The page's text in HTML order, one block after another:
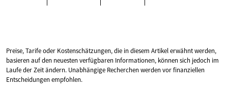
Preise, Tarife oder Kostenschätzungen, die in diesem Artikel erwähnt werden,
basieren auf den neuesten verfügbaren Informationen, können sich jedoch im
Laufe der Zeit ändern. Unabhängige Recherchen werden vor finanziellen
Entscheidungen empfohlen.